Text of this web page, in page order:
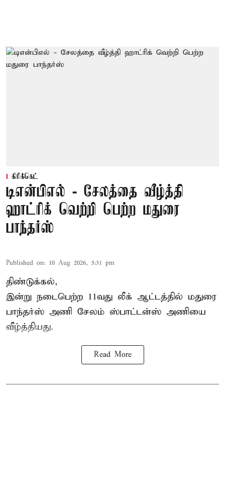
கிரிக்கெட்
டிஎன்பிஎல் - சேலத்தை வீழ்த்தி
ஹாட்ரிக் வெற்றி பெற்ற மதுரை
பாந்தர்ஸ்
Published on: 10 Aug 2026, 5:31 pm
திண்டுக்கல்,
இன்று நடைபெற்ற 11வது லீக் ஆட்டத்தில் மதுரை
பாந்தர்ஸ் அணி சேலம் ஸ்பாட்டன்ஸ் அணியை
வீழ்த்தியது.
Read More